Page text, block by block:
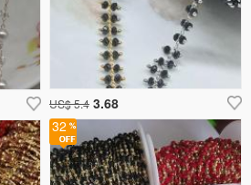
US$ 5.4 3.68
32